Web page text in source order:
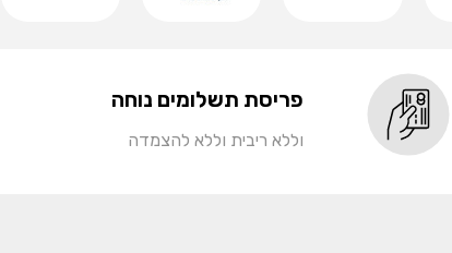
פריסת תשלומים נוחה
וללא ריבית וללא להצמדה